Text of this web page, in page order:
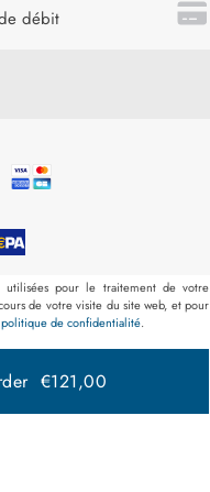
débit
utilisées pour le traitement de votre
de votre visite du site web, et pour
politique de confidentialité.
€121,00